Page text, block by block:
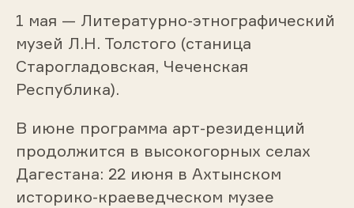
1 мая — Литературно-этнографический
музей Л.Н. Толстого (станица
Старогладовская, Чеченская
Республика).
В июне программа арт-резиденций
продолжится в высокогорных селах
Дагестана: 22 июня в Ахтынском
историко-краеведческом музее